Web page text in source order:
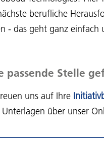
berufliche
- das geht ganz
passende Stelle
uns auf Ihre
über unser